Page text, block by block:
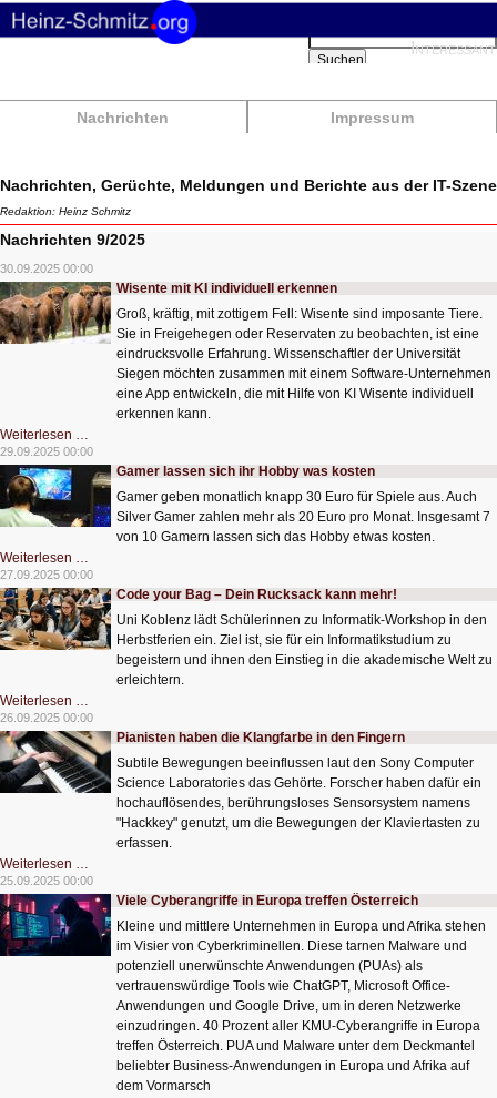
Nachrichten Impressum
Suchbegriffe
Suchen
Nachrichten, Gerüchte, Meldungen und Berichte aus der IT-Szene
Redaktion: Heinz Schmitz
Nachrichten 9/2025
30.09.2025 00:00
Wisente mit KI individuell erkennen
Groß, kräftig, mit zottigem Fell: Wisente sind imposante Tiere.
Sie in Freigehegen oder Reservaten zu beobachten, ist eine
eindrucksvolle Erfahrung. Wissenschaftler der Universität
Siegen möchten zusammen mit einem Software-Unternehmen
eine App entwickeln, die mit Hilfe von KI Wisente individuell
erkennen kann.
Weiterlesen …
mit
KI
individuell
erkennen
29.09.2025 00:00
Gamer lassen sich ihr Hobby was kosten
Gamer geben monatlich knapp 30 Euro für Spiele aus. Auch
Silver Gamer zahlen mehr als 20 Euro pro Monat. Insgesamt 7
von 10 Gamern lassen sich das Hobby etwas kosten.
Weiterlesen …
lassen
sich
ihr
Hobby
was
kosten
27.09.2025 00:00
Code your Bag – Dein Rucksack kann mehr!
Uni Koblenz lädt Schülerinnen zu Informatik-Workshop in den
Herbstferien ein. Ziel ist, sie für ein Informatikstudium zu
begeistern und ihnen den Einstieg in die akademische Welt zu
erleichtern.
Weiterlesen …
your
Bag
–
Dein
Rucksack
kann
mehr!
26.09.2025 00:00
Pianisten haben die Klangfarbe in den Fingern
Subtile Bewegungen beeinflussen laut den Sony Computer
Science Laboratories das Gehörte. Forscher haben dafür ein
hochauflösendes, berührungsloses Sensorsystem namens
"Hackkey" genutzt, um die Bewegungen der Klaviertasten zu
erfassen.
Weiterlesen …
haben
die
Klangfarbe
in
den
Fingern
25.09.2025 00:00
Viele Cyberangriffe in Europa treffen Österreich
Kleine und mittlere Unternehmen in Europa und Afrika stehen
im Visier von Cyberkriminellen. Diese tarnen Malware und
potenziell unerwünschte Anwendungen (PUAs) als
vertrauenswürdige Tools wie ChatGPT, Microsoft Office-
Anwendungen und Google Drive, um in deren Netzwerke
einzudringen. 40 Prozent aller KMU-Cyberangriffe in Europa
treffen Österreich. PUA und Malware unter dem Deckmantel
beliebter Business-Anwendungen in Europa und Afrika auf
dem Vormarsch